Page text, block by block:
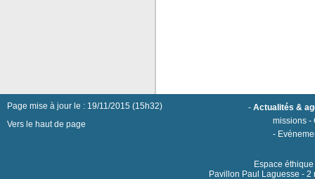
Page mise à jour le : 19/11/2015 (15h32)
Vers le haut de page
-Actualités &
missions -
-
Espace
Pavillon Paul Laguesse -